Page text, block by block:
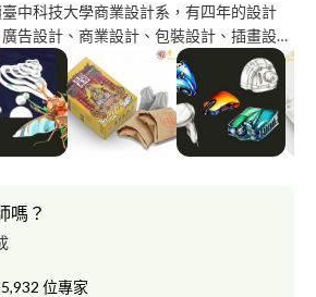
中科技大學商業設計系，有四年的設計
告設計、商業設計、包裝設計、插畫設
操作及具有Rhino 3D建模能力。 美
過幾個接案設計，能獨立完成設計。 我
在小組分工擅長帶領小組組員完成小組 作
商對接、產品實作以及發表人員等。 對
，期待合作出更多 貼近人心的視覺作
嗎？
位專家